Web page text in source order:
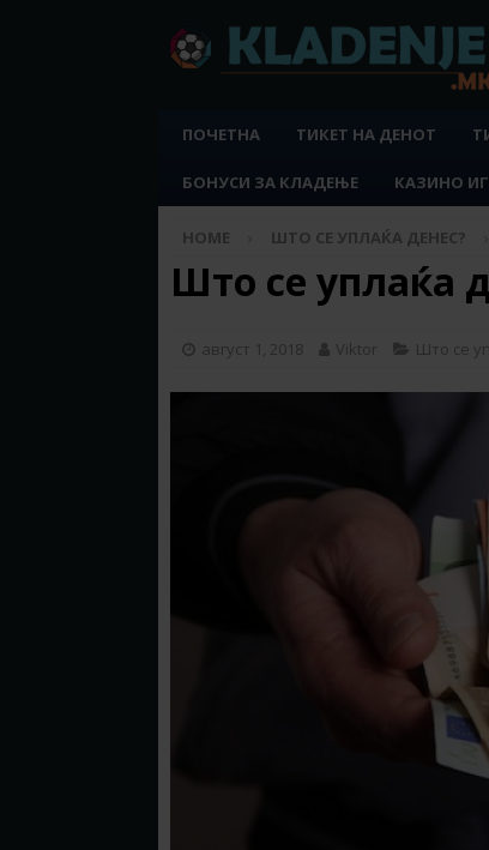
ПОЧЕТНА ТИКЕТ НА ДЕНОТ
БОНУСИ ЗА КЛАДЕЊЕ КАЗИНО
HOME ШТО СЕ УПЛАЌА ДЕНЕС?
Што се уплаќа
август 1, 2018 Viktor Што се